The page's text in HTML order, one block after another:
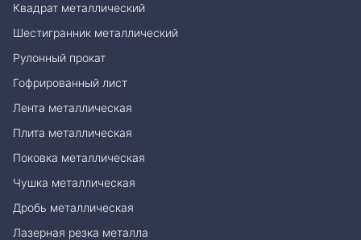
Квадрат металлический
Шестигранник металлический
Рулонный прокат
Гофрированный лист
Лента металлическая
Плита металлическая
Поковка металлическая
Чушка металлическая
Дробь металлическая
Лазерная резка металла